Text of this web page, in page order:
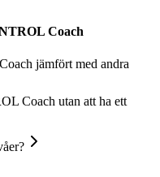
Coach
jämfört med andra
Coach utan att ha ett